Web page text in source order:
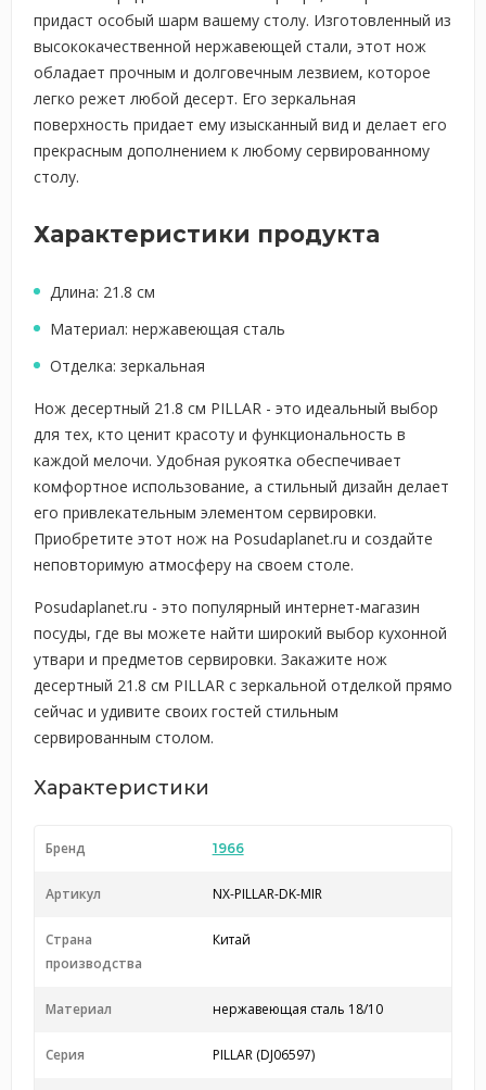
придаст особый шарм вашему столу. Изготовленный из
высококачественной нержавеющей стали, этот нож
обладает прочным и долговечным лезвием, которое
легко режет любой десерт. Его зеркальная
поверхность придает ему изысканный вид и делает его
прекрасным дополнением к любому сервированному
столу.
Характеристики продукта
Длина: 21.8 см
Материал: нержавеющая сталь
Отделка: зеркальная
Нож десертный 21.8 см PILLAR - это идеальный выбор
для тех, кто ценит красоту и функциональность в
каждой мелочи. Удобная рукоятка обеспечивает
комфортное использование, а стильный дизайн делает
его привлекательным элементом сервировки.
Приобретите этот нож на Posudaplanet.ru и создайте
неповторимую атмосферу на своем столе.
Posudaplanet.ru - это популярный интернет-магазин
посуды, где вы можете найти широкий выбор кухонной
утвари и предметов сервировки. Закажите нож
десертный 21.8 см PILLAR с зеркальной отделкой прямо
сейчас и удивите своих гостей стильным
сервированным столом.
Характеристики
Бренд 1966
Артикул NX-PILLAR-DK-MIR
Страна
производства
Китай
Материал нержавеющая сталь 18/10
Серия PILLAR (DJ06597)